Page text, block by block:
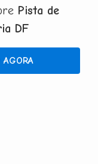
Pista de
DF